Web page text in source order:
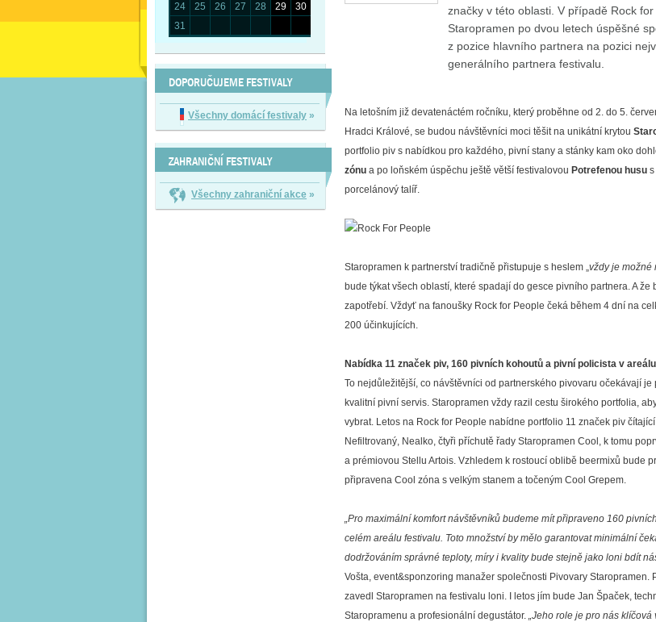
24
25 26 27 28 29
30
31
DOPORUČUJEME FESTIVALY
Všechny domácí festivaly »
ZAHRANIČNÍ FESTIVALY
Všechny zahraniční akce »
značky v této oblasti. V případě Rock for
Staropramen po dvou letech úspěšné
z pozice hlavního partnera na pozici
generálního partnera festivalu.
Na letošním již devatenáctém ročníku, který proběhne od 2. do 5.
Hradci Králové, se budou návštěvníci moci těšit na unikátní krytou
portfolio piv s nabídkou pro každého, pivní stany a stánky kam oko
zónu a po loňském úspěchu ještě větší festivalovou Potrefenou husu
porcelánový talíř.
Staropramen k partnerství tradičně přistupuje s heslem „vždy je možné
bude týkat všech oblastí, které spadají do gesce pivního partnera. A že
zapotřebí. Vždyť na fanoušky Rock for People čeká během 4 dní na
200 účinkujících.
Nabídka 11 značek piv, 160 pivních kohoutů a pivní policista v areálu
To nejdůležitější, co návštěvníci od partnerského pivovaru očekávají je
kvalitní pivní servis. Staropramen vždy razil cestu širokého portfolia,
vybrat. Letos na Rock for People nabídne portfolio 11 značek piv
Nefiltrovaný, Nealko, čtyři příchutě řady Staropramen Cool, k tomu
a prémiovou Stellu Artois. Vzhledem k rostoucí oblibě beermixů bude
připravena Cool zóna s velkým stanem a točeným Cool Grepem.
„Pro maximální komfort návštěvníků budeme mít připraveno 160
celém areálu festivalu. Toto množství by mělo garantovat minimální
dodržováním správné teploty, míry i kvality bude stejně jako loni bdít
Vošta, event&sponzoring manažer společnosti Pivovary Staropramen.
zavedl Staropramen na festivalu loni. I letos jím bude Jan Špaček,
Staropramenu a profesionální degustátor. „Jeho role je pro nás